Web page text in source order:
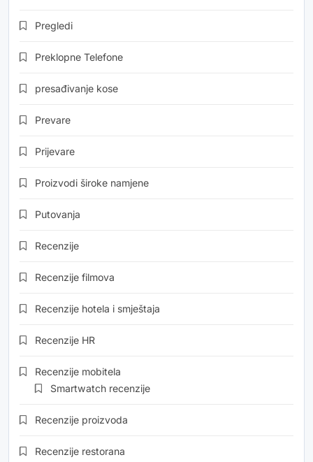
Pregledi
Preklopne Telefone
presađivanje kose
Prevare
Prijevare
Proizvodi široke namjene
Putovanja
Recenzije
Recenzije filmova
Recenzije hotela i smještaja
Recenzije HR
Recenzije mobitela
Smartwatch recenzije
Recenzije proizvoda
Recenzije restorana